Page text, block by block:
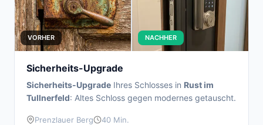
VORHER NACHHER
Sicherheits-Upgrade
Sicherheits-Upgrade Ihres Schlosses in Rust im
Tullnerfeld: Altes Schloss gegen modernes getauscht.
Prenzlauer Berg 40 Min.